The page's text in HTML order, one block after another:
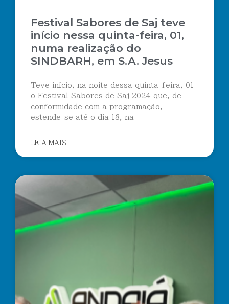
Festival Sabores de Saj teve
início nessa quinta-feira, 01,
numa realização do
SINDBARH, em S.A. Jesus
Teve início, na noite dessa quinta-feira, 01
o Festival Sabores de Saj 2024 que, de
conformidade com a programação,
estende-se até o dia 18, na
LEIA MAIS